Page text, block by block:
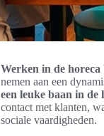
Werken in de horeca
nemen aan een
een leuke baan in de
contact met klanten,
sociale vaardigheden.